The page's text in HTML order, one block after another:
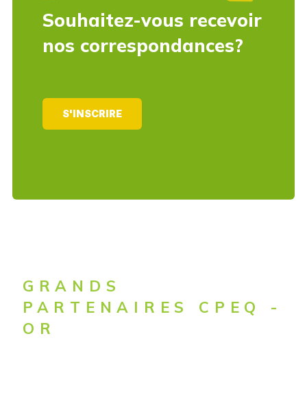
Souhaitez-vous recevoir
nos correspondances?
S'INSCRIRE
GRANDS
PARTENAIRES CPEQ -
OR